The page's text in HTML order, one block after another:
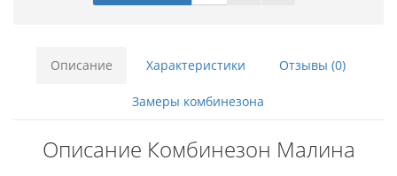
Описание Характеристики Отзывы (0)
Замеры комбинезона
Описание Комбинезон Малина